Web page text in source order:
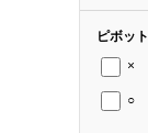
ピボッ
×
○